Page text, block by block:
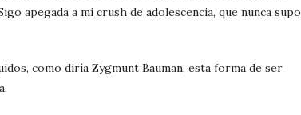
apegada a mi crush de adolescencia, que nunca supo
como diría Zygmunt Bauman, esta forma de ser